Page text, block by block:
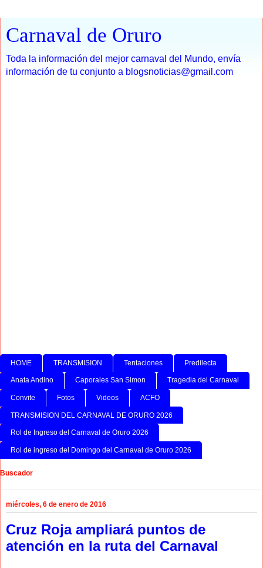
Carnaval de Oruro
Toda la información del mejor carnaval del Mundo, envía
información de tu conjunto a blogsnoticias@gmail.com
HOME TRANSMISION Tentaciones Predilecta
Anata Andino Caporales San Simon Tragedia del Carnaval
Convite Fotos Videos ACFO
TRANSMISION DEL CARNAVAL DE ORURO 2026
Rol de Ingreso del Carnaval de Oruro 2026
Rol de ingreso del Domingo del Carnaval de Oruro 2026
Buscador
miércoles, 6 de enero de 2016
Cruz Roja ampliará puntos de
atención en la ruta del Carnaval